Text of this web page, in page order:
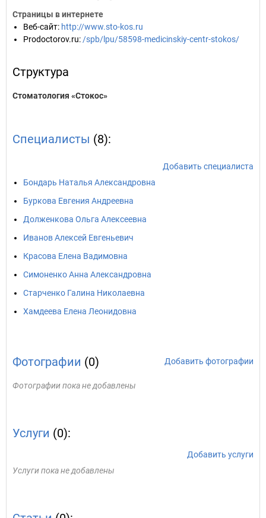
Страницы в интернете
Веб-сайт: http://www.sto-kos.ru
Prodoctorov.ru: /spb/lpu/58598-medicinskiy-centr-stokos/
Структура
Стоматология «Стокос»
Специалисты (8):
Добавить специалиста
Бондарь Наталья Александровна
Буркова Евгения Андреевна
Долженкова Ольга Алексеевна
Иванов Алексей Евгеньевич
Красова Елена Вадимовна
Симоненко Анна Александровна
Старченко Галина Николаевна
Хамдеева Елена Леонидовна
Фотографии (0) Добавить фотографии
Фотографии пока не добавлены
Услуги (0):
Добавить услуги
Услуги пока не добавлены